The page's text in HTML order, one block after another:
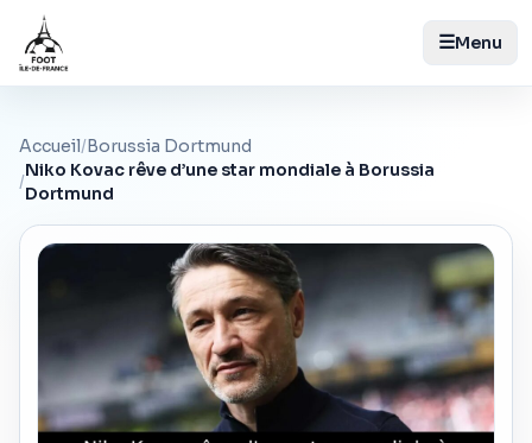
☰Menu
Accueil/Borussia Dortmund
/
Niko Kovac rêve d’une star mondiale à Borussia
Dortmund